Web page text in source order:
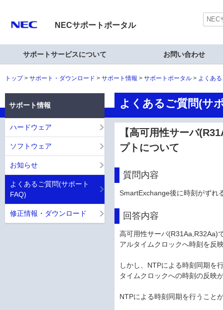
NECサポートポータル
サポートサービスについて お問い合わせ
トップ サポート・ダウンロード サポート情報 サポートポータル よくあ
よくあるご質問(サ
【高可用性サーバ
プトについて
質問内容
SmartExchange後に時刻がずれ
回答内容
高可用性サーバ(R31Aa,R32Aa)
アルタイムクロックへ時刻を反
しかし、NTPによる時刻同期を
タイムクロックへの時刻の反映
NTPによる時刻同期を行うこと
サポート情報
ハードウェア
ソフトウェア
お知らせ
よくあるご質問(サポート
FAQ)
修正情報・ダウンロード